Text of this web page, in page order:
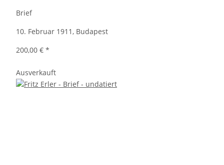
Brief
10. Februar 1911, Budapest
200,00 € *
Ausverkauft